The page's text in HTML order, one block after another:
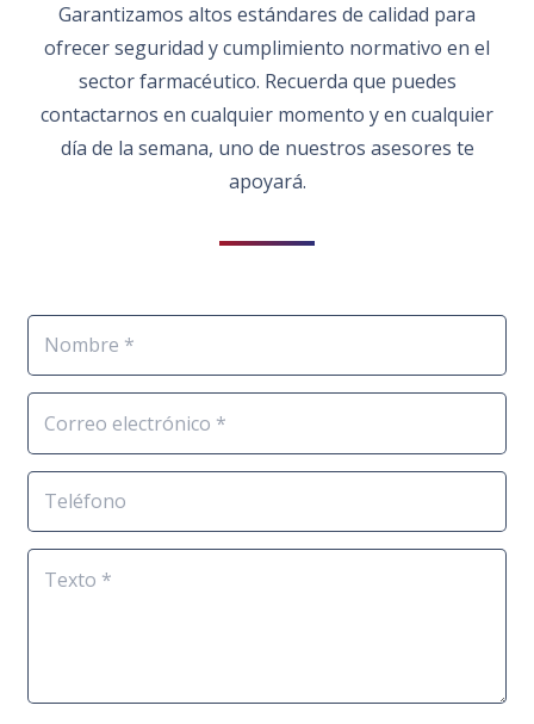
Garantizamos altos estándares de calidad para
ofrecer seguridad y cumplimiento normativo en el
sector farmacéutico. Recuerda que puedes
contactarnos en cualquier momento y en cualquier
día de la semana, uno de nuestros asesores te
apoyará.